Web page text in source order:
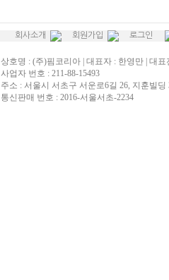
회사소개 회원가입 로그인
상호명 : (주)핌코리아 | 대표자 : 한영만 | 대표
사업자 번호 : 211-88-15493
주소 : 서울시 서초구 서운로6길 26, 지훈빌딩
통신판매 번호 : 2016-서울서초-2234